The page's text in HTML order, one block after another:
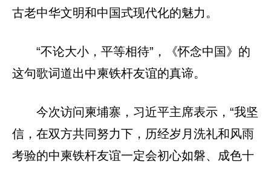
古老中华文明和中国式现代化的魅力。
“不论大小，平等相待”，《怀念中国》的
这句歌词道出中柬铁杆友谊的真谛。
今次访问柬埔寨，习近平主席表示，“我坚
信，在双方共同努力下，历经岁月洗礼和风雨
考验的中柬铁杆友谊一定会初心如磐、成色十